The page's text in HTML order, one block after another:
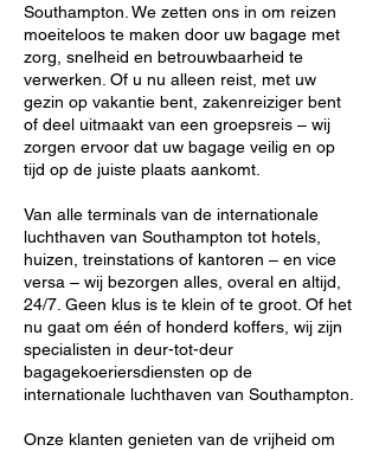
Southampton. We zetten ons in om reizen
moeiteloos te maken door uw bagage met
zorg, snelheid en betrouwbaarheid te
verwerken. Of u nu alleen reist, met uw
gezin op vakantie bent, zakenreiziger bent
of deel uitmaakt van een groepsreis – wij
zorgen ervoor dat uw bagage veilig en op
tijd op de juiste plaats aankomt.
Van alle terminals van de internationale
luchthaven van Southampton tot hotels,
huizen, treinstations of kantoren – en vice
versa – wij bezorgen alles, overal en altijd,
24/7. Geen klus is te klein of te groot. Of het
nu gaat om één of honderd koffers, wij zijn
specialisten in deur-tot-deur
bagagekoeriersdiensten op de
internationale luchthaven van Southampton.
Onze klanten genieten van de vrijheid om